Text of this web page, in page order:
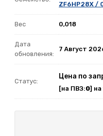
ZF6HP28X /
Вес 0,018
Дата
обновления:
7 Август
Статус:
Цена по
[на ПВЗ:0] на